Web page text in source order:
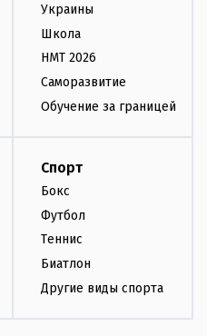
Украины
Школа
НМТ 2026
Саморазвитие
Обучение за границей
Спорт
Бокс
Футбол
Теннис
Биатлон
Другие виды спорта